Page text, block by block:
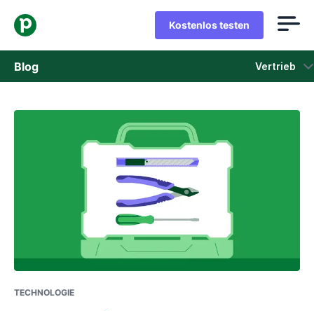
Kostenlos testen
Blog Vertrieb
Vertrieb
In neuem Fenster öffnen
TECHNOLOGIE